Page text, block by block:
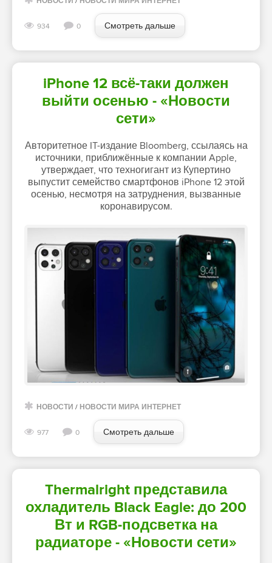
934 0 Смотреть дальше
iPhone 12 всё-таки должен
выйти осенью - «Новости
сети»
Авторитетное IT-издание Bloomberg, ссылаясь на
источники, приближённые к компании Apple,
утверждает, что техногигант из Купертино
выпустит семейство смартфонов iPhone 12 этой
осенью, несмотря на затруднения, вызванные
коронавирусом.
НОВОСТИ / НОВОСТИ МИРА ИНТЕРНЕТ
977 0 Смотреть дальше
Thermalright представила
охладитель Black Eagle: до 200
Вт и RGB-подсветка на
радиаторе - «Новости сети»